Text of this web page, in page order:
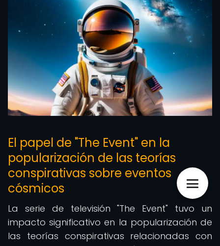
El papel de "The Event" en la
popularización de las teorías
conspirativas sobre eventos
cósmicos
La serie de televisión "The Event" tuvo un
impacto significativo en la popularización de
las teorías conspirativas relacionadas con